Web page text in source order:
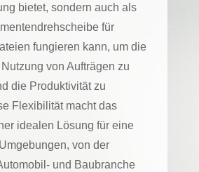
bietet, sondern auch als
für
fungieren kann, um die
von Aufträgen zu
die Produktivität zu
Flexibilität macht das
idealen Lösung für eine
von der
und Baubranche